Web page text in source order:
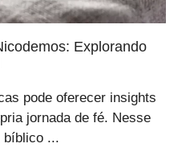
Explorando
pode oferecer insights
jornada de fé. Nesse
bíblico ...